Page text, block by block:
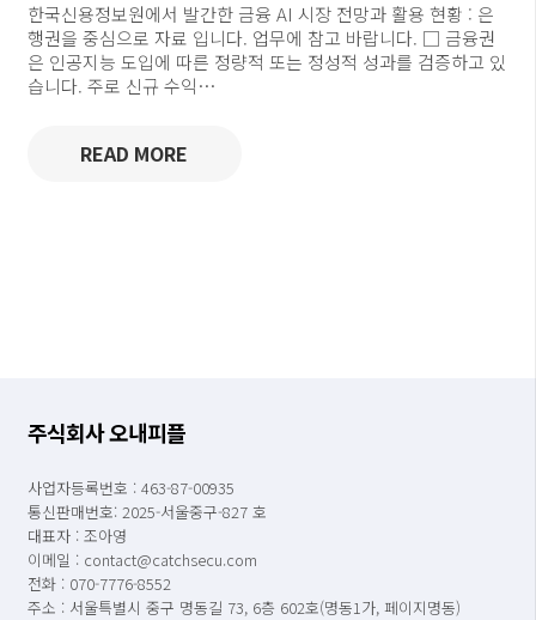
한국신용정보원에서 발간한 금융 AI 시장 전망과 활용 현황 : 은
행권을 중심으로 자료 입니다. 업무에 참고 바랍니다. □ 금융권
은 인공지능 도입에 따른 정량적 또는 정성적 성과를 검증하고 있
습니다. 주로 신규 수익…
READ MORE
주식회사 오내피플
사업자등록번호 : 463-87-00935
통신판매번호: 2025-서울중구-827 호
대표자 : 조아영
이메일 : contact@catchsecu.com
전화 : 070-7776-8552
주소 : 서울특별시 중구 명동길 73, 6층 602호(명동1가, 페이지명동)